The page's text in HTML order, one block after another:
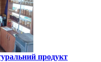
продукт